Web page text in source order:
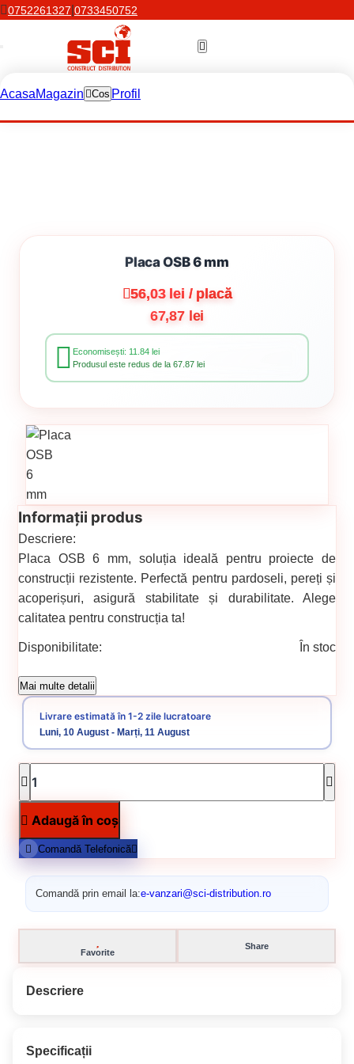
0752261327 0733450752
AcasaMagazin Cos Profil
Placa OSB 6 mm
56,03 lei / placă
67,87 lei
Economisești: 11.84 lei
Produsul este redus de la 67.87 lei
Informații produs
Descriere:
Placa OSB 6 mm, soluția ideală pentru proiecte de
construcții rezistente. Perfectă pentru pardoseli, pereți și
acoperișuri, asigură stabilitate și durabilitate. Alege
calitatea pentru construcția ta!
Disponibilitate: În stoc
Cod produs:
Categorii:
OSB
Mai multe detalii
Livrare estimată în 1-2 zile lucratoare
Luni, 10 August - Marți, 11 August
Adaugă în coș
Comandă Telefonică
Comandă prin email la:e-vanzari@sci-distribution.ro
Favorite
Share
Descriere
Placa OSB 6 mm – Soluția
Specificații